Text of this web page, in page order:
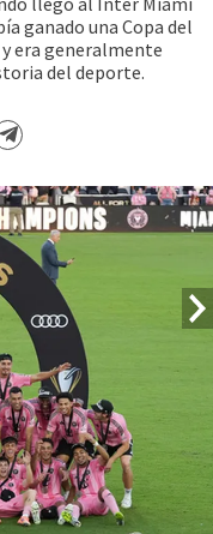
ganado una Copa del
era generalmente
del deporte.